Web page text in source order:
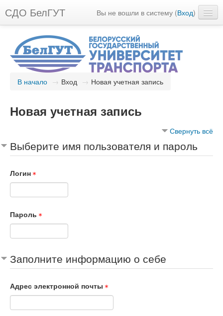
СДО БелГУТ Вы не вошли в систему (Вход)
В начало → Вход → Новая учетная запись
Новая учетная запись
Свернуть всё
Выберите имя пользователя и пароль
Логин
Пароль
Заполните информацию о себе
Адрес электронной почты